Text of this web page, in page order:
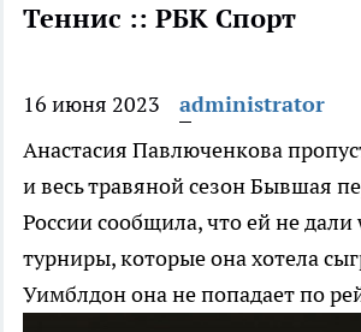
Теннис :: РБК Спорт
16 июня 2023
administrator
Анастасия Павлюченкова
и весь травяной сезонБывшая
России сообщила, что ей не дали
турниры, которые она хотела
Уимблдон она не попадает по